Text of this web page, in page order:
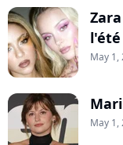
l'été
May 1,
May 1,